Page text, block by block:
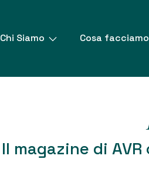
Chi Siamo Cosa facciamo
Il magazine di